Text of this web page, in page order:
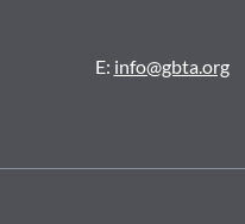
E: info@gbta.org